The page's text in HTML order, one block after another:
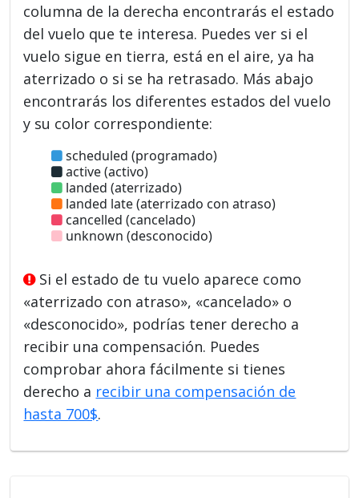
columna de la derecha encontrarás el estado
del vuelo que te interesa. Puedes ver si el
vuelo sigue en tierra, está en el aire, ya ha
aterrizado o si se ha retrasado. Más abajo
encontrarás los diferentes estados del vuelo
y su color correspondiente:
scheduled (programado)
active (activo)
landed (aterrizado)
landed late (aterrizado con atraso)
cancelled (cancelado)
unknown (desconocido)
Si el estado de tu vuelo aparece como
«aterrizado con atraso», «cancelado» o
«desconocido», podrías tener derecho a
recibir una compensación. Puedes
comprobar ahora fácilmente si tienes
derecho a recibir una compensación de
hasta 700$.